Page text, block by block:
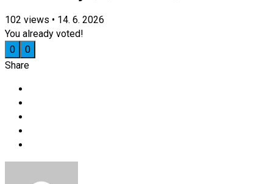
102 views • 14. 6. 2026
You already voted!
0
0
Share